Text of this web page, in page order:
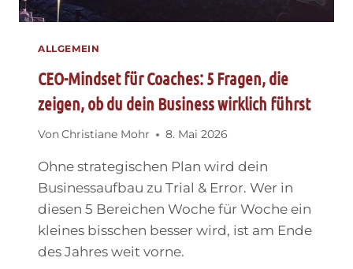
ALLGEMEIN
CEO-Mindset für Coaches: 5 Fragen, die
zeigen, ob du dein Business wirklich führst
VonChristiane Mohr 8. Mai 2026
Ohne strategischen Plan wird dein
Businessaufbau zu Trial & Error. Wer in
diesen 5 Bereichen Woche für Woche ein
kleines bisschen besser wird, ist am Ende
des Jahres weit vorne.